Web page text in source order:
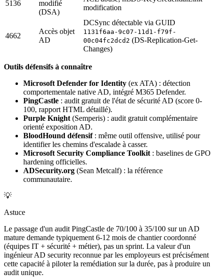
5136
modifié
(DSA)
modification
4662
Accès objet
AD
DCSync détectable via GUID
1131f6aa-9c07-11d1-f79f-
00c04fc2dcd2 (DS-Replication-Get-
Changes)
Outils défensifs à connaître
Microsoft Defender for Identity (ex ATA) : détection
comportementale native AD, intégré M365 Defender.
PingCastle : audit gratuit de l'état de sécurité AD (score 0-
100, rapport HTML détaillé).
Purple Knight (Semperis) : audit gratuit complémentaire
orienté exposition AD.
BloodHound défensif: même outil offensive, utilisé pour
identifier les chemins d'escalade à casser.
Microsoft Security Compliance Toolkit : baselines de GPO
hardening officielles.
ADSecurity.org (Sean Metcalf) : la référence
communautaire.
💡
Astuce
Le passage d'un audit PingCastle de 70/100 à 35/100 sur un AD
mature demande typiquement 6-12 mois de chantier coordonné
(équipes IT + sécurité + métier), pas un sprint. La valeur d'un
ingénieur AD security reconnue par les employeurs est précisément
cette capacité à piloter la remédiation sur la durée, pas à produire un
audit unique.